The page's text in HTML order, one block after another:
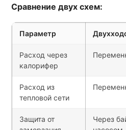
Сравнение двух схем:
Параметр
Расход через
калорифер
Расход из
тепловой сети
Защита от
Через